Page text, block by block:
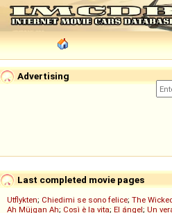
Advertising
Last completed movie pages
Utflykten; Chiedimi se sono felice; The
Ah Müjgan Ah; Così è la vita; El ángel; Un